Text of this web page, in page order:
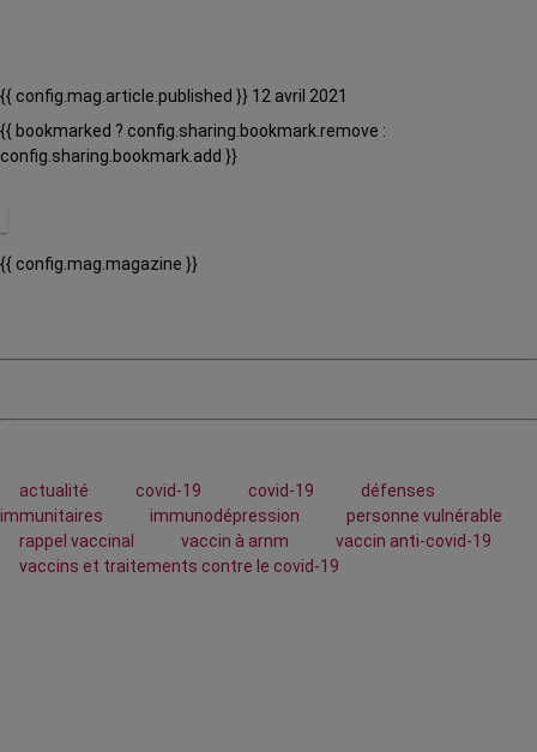
{{ config.mag.article.published }} 12 avril 2021
{{ bookmarked ? config.sharing.bookmark.remove :
config.sharing.bookmark.add }}
{{ config.mag.magazine }}
actualité covid-19 covid-19
défenses
immunitaires
immunodépression
personne vulnérable
rappel vaccinal
vaccin à arnm
vaccin anti-covid-19
vaccins et traitements contre le covid-19